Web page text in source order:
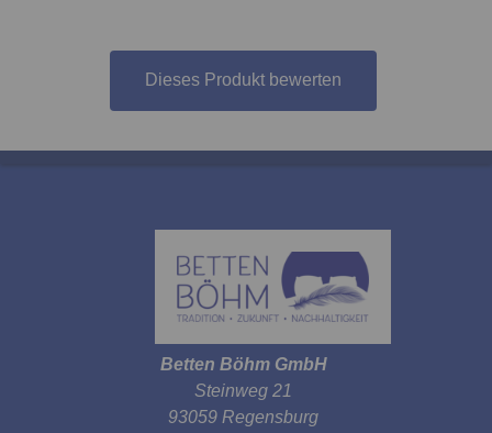
Dieses Produkt bewerten
Betten Böhm GmbH
Steinweg 21
93059 Regensburg